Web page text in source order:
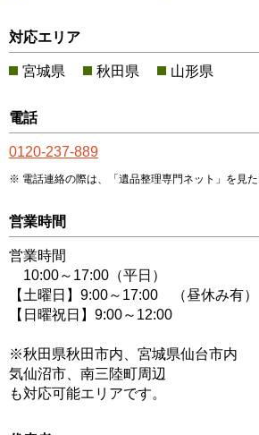
対応エリア
宮城県 秋田県 山形県
電話
0120-237-889
電話連絡の際は、「遺品整理専門ネット」を見た
営業時間
営業時間
10:00～17:00（平日）
【土曜日】9:00～17:00 （昼休み有）
【日曜祝日】9:00～12:00
※秋田県秋田市内、宮城県仙台市内
気仙沼市、南三陸町周辺
も対応可能エリアです。